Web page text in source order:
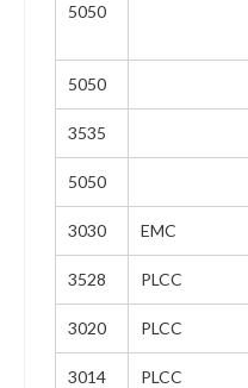
960-999
860-900
750-800
600-640
640-680
680-700
5050
5050
3535
5050
3030 EMC
3528 PLCC
3020 PLCC
3014 PLCC